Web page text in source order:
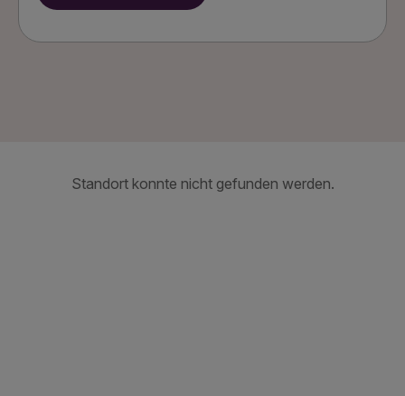
Standort konnte nicht gefunden werden.